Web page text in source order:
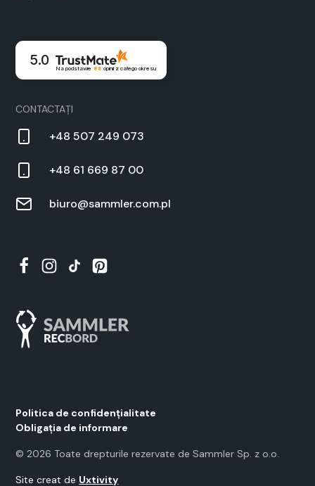
5.0
Na podstawie 88 opinii z całego okresu
CON­TAC­TAȚI
+48 507 249 073
+48 61 669 87 00
biuro@sammler.com.pl
©2026 Toate drep­turile rez­er­vate de Samm­ler Sp. z o.o.
Polit­i­ca de con­fi­dențial­i­tate
Oblig­ația de infor­mare
Site cre­at de Uxtiv­i­ty